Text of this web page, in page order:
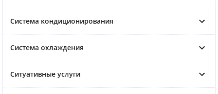
Система кондиционирования
Система охлаждения
Ситуативные услуги